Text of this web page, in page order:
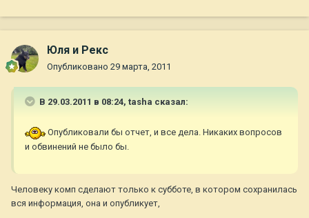
Юля и Рекс
Опубликовано 29 марта, 2011
В 29.03.2011 в 08:24, tasha сказал:
Опубликовали бы отчет, и все дела. Никаких вопросов
и обвинений не было бы.
Человеку комп сделают только к субботе, в котором сохранилась
вся информация, она и опубликует,